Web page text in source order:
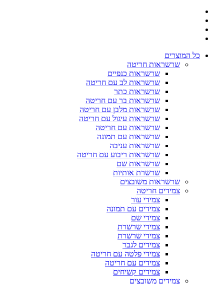
כל המוצרים
שרשראות חריטה
שרשראות כנפיים
שרשראות לב עם חריטה
שרשראות כתר
שרשראות בר עם חריטה
שרשראות מלבן עם חריטה
שרשראות עיגול עם חריטה
שרשראות עם חריטה
שרשראות עם תמונה
שרשראות עניבה
שרשראות ריבוע עם חריטה
שרשראות שם
שרשרת אותיות
שרשראות משובצים
צמידים חריטה
צמידי עור
צמידים עם תמונה
צמידי שם
צמידי שרשרת
צמידי שרשרת
צמידים לגבר
צמידי פלטה עם חריטה
צמידים עם חריטה
צמידים קשיחים
צמידים משובצים